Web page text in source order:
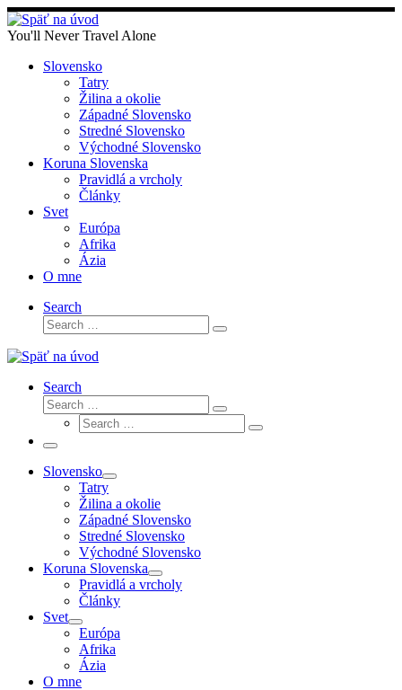
Skip
to
You'll Never Travel Alone
Slovensko
Tatry
Žilina a okolie
Západné Slovensko
Stredné Slovensko
Východné Slovensko
Koruna Slovenska
Pravidlá a vrcholy
Články
Svet
Európa
Afrika
Ázia
O mne
Search
Search
Search
Search
Search
Search
Search
Search
Menu
Slovensko
Tatry
Žilina a okolie
Západné Slovensko
Stredné Slovensko
Východné Slovensko
Koruna Slovenska
Pravidlá a vrcholy
Články
Svet
Európa
Afrika
Ázia
O mne